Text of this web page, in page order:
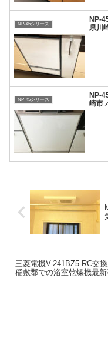
NP-45シリーズ
NP-
県川
NP-45シリーズ
NP-
崎市
三菱電機V-241BZ5-RC交
稲敷郡での浴室乾燥機最新